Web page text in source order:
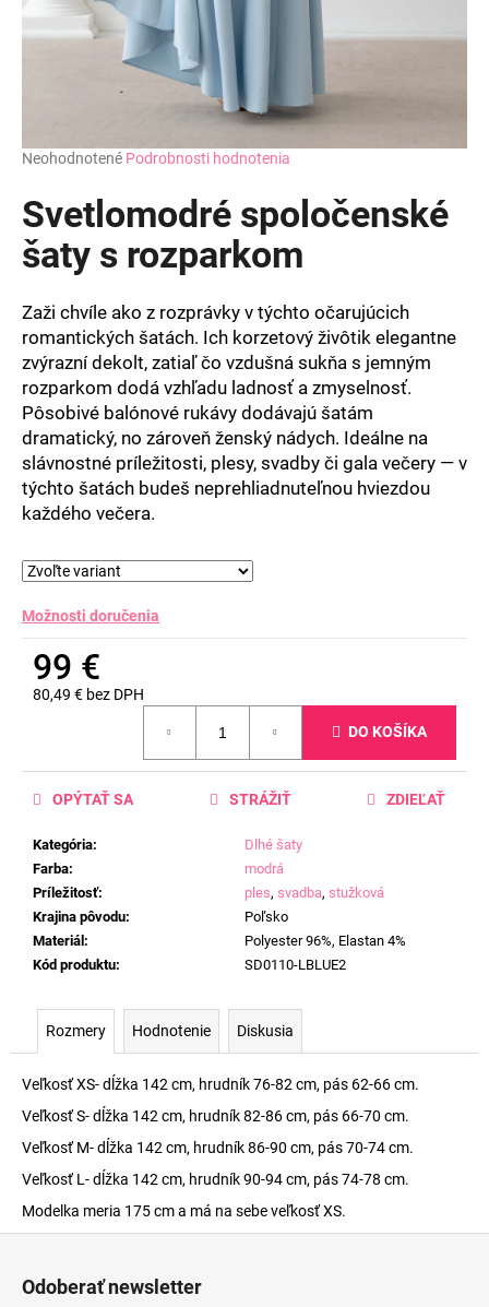
Priemerné
produktu
je
0,0
z
hviezdičiek.
Neohodnotené Podrobnosti hodnotenia
Svetlomodré spoločenské
šaty s rozparkom
Zaži chvíle ako z rozprávky v týchto očarujúcich
romantických šatách. Ich korzetový živôtik elegantne
zvýrazní dekolt, zatiaľ čo vzdušná sukňa s jemným
rozparkom dodá vzhľadu ladnosť a zmyselnosť.
Pôsobivé balónové rukávy dodávajú šatám
dramatický, no zároveň ženský nádych. Ideálne na
slávnostné príležitosti, plesy, svadby či gala večery — v
týchto šatách budeš neprehliadnuteľnou hviezdou
každého večera.
Možnosti doručenia
99 €
80,49 € bez DPH
DO KOŠÍKA
Kategória:
Dlhé šaty
Farba:
modrá
Príležitosť: ples, svadba, stužková
Krajina pôvodu:
Poľsko
Materiál:
Polyester 96%, Elastan 4%
Kód produktu: SD0110-LBLUE2
OPÝTAŤ SA STRÁŽIŤ ZDIEĽAŤ
Rozmery Hodnotenie Diskusia
Veľkosť XS- dĺžka 142 cm, hrudník 76-82 cm, pás 62-66 cm.
Veľkosť S- dĺžka 142 cm, hrudník 82-86 cm, pás 66-70 cm.
Veľkosť M- dĺžka 142 cm, hrudník 86-90 cm, pás 70-74 cm.
Veľkosť L- dĺžka 142 cm, hrudník 90-94 cm, pás 74-78 cm.
Modelka meria 175 cm a má na sebe veľkosť XS.
Odoberať newsletter